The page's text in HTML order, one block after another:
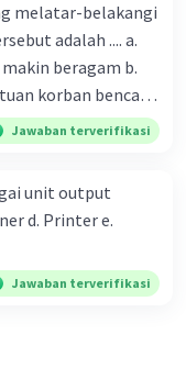
melatar-belakangi
adalah .... a.
beragam b.
korban bencana
kebencanaan
masyarakat
Jawaban terverifikasi
unit output
d. Printer e.
Jawaban terverifikasi